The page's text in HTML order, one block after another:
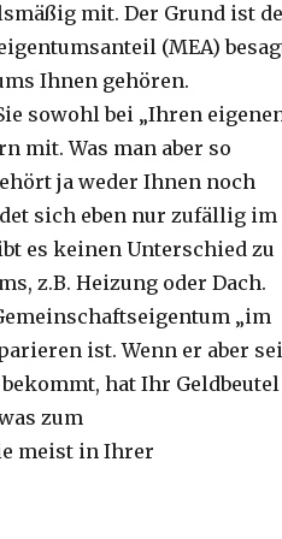
mit. Der Grund ist
(MEA)
Ihnen gehören.
sowohl bei „Ihren
mit. Was man aber so
ja weder Ihnen noch
sich eben nur zufällig im
es keinen Unterschied zu
z.B. Heizung oder Dach.
„im
ist. Wenn er aber
hat Ihr Geldbeutel
zum
meist in Ihrer